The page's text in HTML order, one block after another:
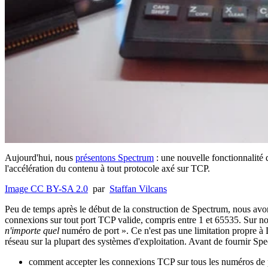
Aujourd'hui, nous présentons Spectrum : une nouvelle fonctionnalité
l'accélération du contenu à tout protocole axé sur TCP.
Image CC BY-SA 2.0 par Staffan Vilcans
Peu de temps après le début de la construction de Spectrum, nous
connexions sur tout port TCP valide, compris entre 1 et 65535. Sur
n'importe quel numéro de port ». Ce n'est pas une limitation propre
réseau sur la plupart des systèmes d'exploitation. Avant de fournir
comment accepter les connexions TCP sur tous les numéros